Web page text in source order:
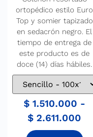
ortopédico estilo Euro
Top y somier tapizado
en sedacrón negro. El
tiempo de entrega de
este producto es de
doce (14) días hábiles.
$ 1.510.000 -
$ 2.611.000